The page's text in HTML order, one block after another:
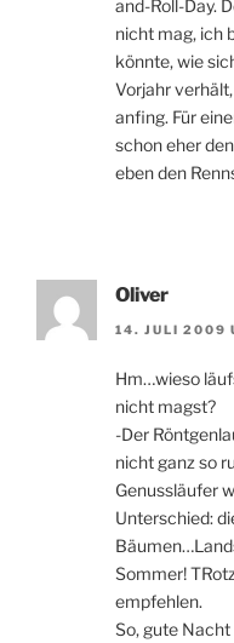
and-Roll-Day.
nicht mag, ich
könnte, wie
Vorjahr
anfing. Für
schon eher
eben den
Oliver
14. JULI 2009
Hm…wieso
nicht magst?
-Der
nicht ganz so
Genussläufer
Unterschied:
Sommer!
empfehlen.
So, gute